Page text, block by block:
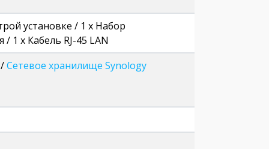
установке / 1 x Набор
1 x Кабель RJ-45 LAN
/Сетевое хранилище Synology